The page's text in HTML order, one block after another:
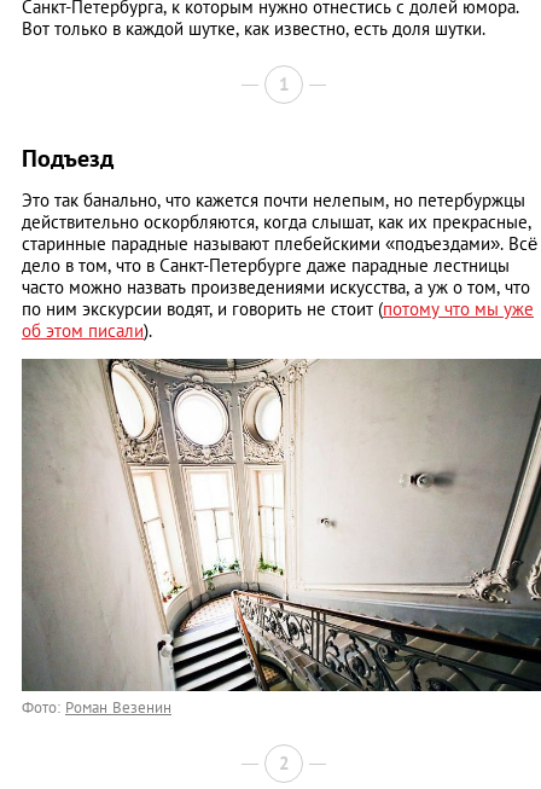
Санкт-Петербурга, к которым нужно отнестись с долей юмора.
Вот только в каждой шутке, как известно, есть доля шутки.
1
Подъезд
Это так банально, что кажется почти нелепым, но петербуржцы
действительно оскорбляются, когда слышат, как их прекрасные,
старинные парадные называют плебейскими «подъездами». Всё
дело в том, что в Санкт-Петербурге даже парадные лестницы
часто можно назвать произведениями искусства, а уж о том, что
по ним экскурсии водят, и говорить не стоит (потому что мы уже
об этом писали).
Фото: Роман Везенин
2